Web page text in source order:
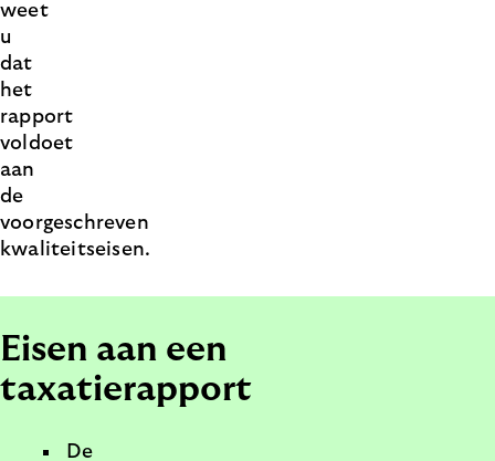
weet
u
dat
het
rapport
voldoet
aan
de
voorgeschreven
kwaliteitseisen.
Eisen aan een
taxatierapport
De